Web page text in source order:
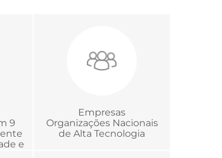
9
e
Empresas
Organizações Nacionais
de Alta Tecnologia